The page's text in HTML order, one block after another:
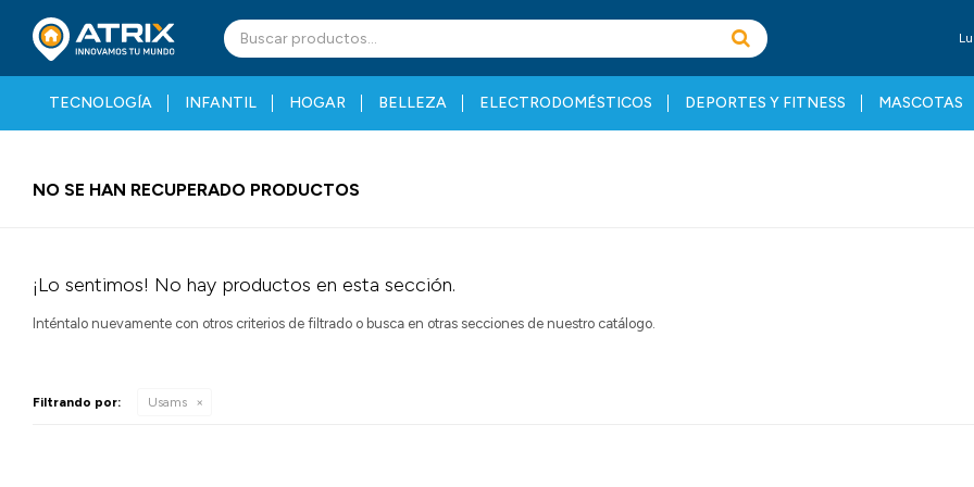
TECNOLOGÍA INFANTIL HOGAR BELLEZA ELECTRODOMÉSTICOS DEPORTES Y FITNESS MASCOTAS
NO SE HAN RECUPERADO PRODUCTOS
¡Lo sentimos! No hay productos en esta sección.
Inténtalo nuevamente con otros criterios de filtrado o busca en otras secciones de nuestro catálogo.
Filtrando por: Usams